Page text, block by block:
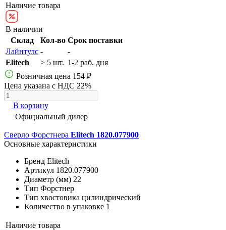
Наличие товара
В наличии
Склад
Кол-во Срок поставки
Лайнтулс -
-
Elitech
> 5 шт. 1-2 раб. дня
Розничная цена 154 ₽
Цена указана с НДС 22%
В корзину
Официальный дилер
Сверло Форстнера Elitech 1820.077900
Основные характеристики
Бренд Elitech
Артикул 1820.077900
Диаметр (мм) 22
Тип Форстнер
Тип хвостовика цилиндрический
Количество в упаковке 1
Наличие товара